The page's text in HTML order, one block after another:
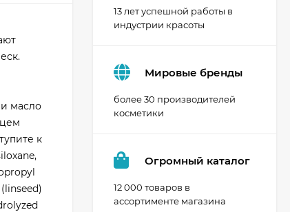
масло
к
13 лет успешной работы в
индустрии красоты
Мировые бренды
более 30 производителей
косметики
Огромный каталог
12 000 товаров в
ассортименте магазина